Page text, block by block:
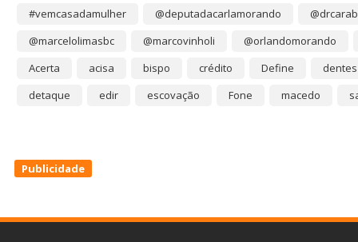
#vemcasadamulher @deputadacarlamorando
@marcelolimasbc
@marcovinholi
@orlandomorando
Acerta
acisa bispo crédito Define
dentes
detaque
edir escovação Fone macedo
Publicidade